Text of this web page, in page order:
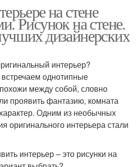
на стене
Рисунок на стене.
дизайнерских
интерьер?
однотипные
между собой, словно
проявить фантазию, комната
Одним из необычных
оригинального интерьера стали
интерьер – это рисунки на